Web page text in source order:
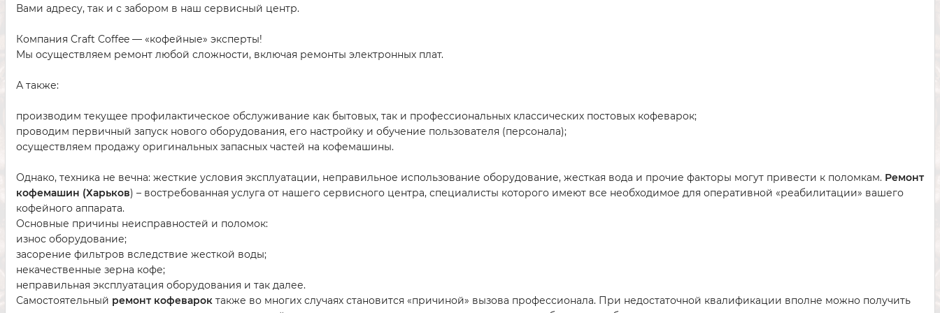
Вами адресу, так и с забором в наш сервисный центр.
Компания Craft Coffee — «кофейные» эксперты!
Мы осуществляем ремонт любой сложности, включая ремонты электронных плат.
А также:
производим текущее профилактическое обслуживание как бытовых, так и профессиональных классических постовых кофеварок;
проводим первичный запуск нового оборудования, его настройку и обучение пользователя (персонала);
осуществляем продажу оригинальных запасных частей на кофемашины.
Однако, техника не вечна: жесткие условия эксплуатации, неправильное использование оборудование, жесткая вода и прочие факторы могут привести к поломкам. Ремонт
кофемашин (Харьков) – востребованная услуга от нашего сервисного центра, специалисты которого имеют все необходимое для оперативной «реабилитации» вашего
кофейного аппарата.
Основные причины неисправностей и поломок:
износ оборудование;
засорение фильтров вследствие жесткой воды;
некачественные зерна кофе;
неправильная эксплуатация оборудования и так далее.
Самостоятельный ремонт кофеварок также во многих случаях становится «причиной» вызова профессионала. При недостаточной квалификации вполне можно получить